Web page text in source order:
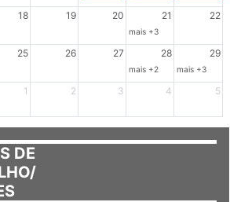
18 19 20 21 22
mais +3
25 26 27 28 29
mais +2 mais +3
1 2 3 4 5
DE